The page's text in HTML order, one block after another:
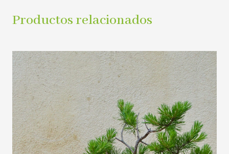
Productos relacionados